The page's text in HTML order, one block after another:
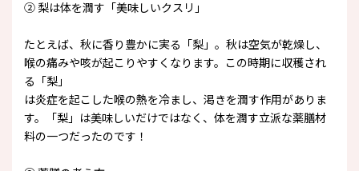
② 梨は体を潤す「美味しいクスリ」
たとえば、秋に香り豊かに実る「梨」。秋は空気が乾燥し、
喉の痛みや咳が起こりやすくなります。この時期に収穫され
る「梨」
は炎症を起こした喉の熱を冷まし、渇きを潤す作用がありま
す。「梨」は美味しいだけではなく、体を潤す立派な薬膳材
料の一つだったのです！